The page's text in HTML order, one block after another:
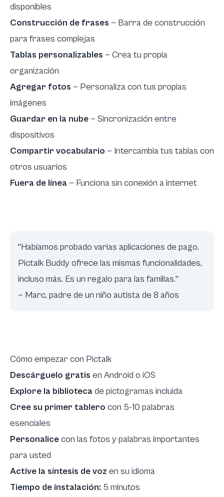
disponibles
Construcción de frases — Barra de construcción
para frases complejas
Tablas personalizables — Crea tu propia
organización
Agregar fotos — Personaliza con tus propias
imágenes
Guardar en la nube— Sincronización entre
dispositivos
Compartir vocabulario — Intercambia tus tablas con
otros usuarios
Fuera de línea — Funciona sin conexión a internet
"Habíamos probado varias aplicaciones de pago.
Pictalk Buddy ofrece las mismas funcionalidades,
incluso más. Es un regalo para las familias."
— Marc, padre de un niño autista de 8 años
Cómo empezar con Pictalk
Descárguelo gratis en Android o iOS
Explore la biblioteca de pictogramas incluida
Cree su primer tablero con 5-10 palabras
esenciales
Personalicecon las fotos y palabras importantes
para usted
Active la síntesis de voz en su idioma
Tiempo de instalación: 5 minutos